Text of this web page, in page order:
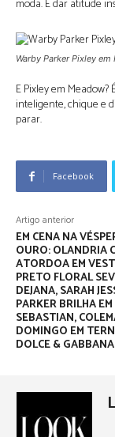
moda. É dar atitude
Warby Parker Pixley
E Pixley em
inteligente, chique e
parar.
Facebook
Artigo anterior
EM CENA NA
OURO: OLANDRIA
ATORDOA EM
PRETO FLORAL
DEJANA, SARAH
PARKER BRILHA
SEBASTIAN,
DOMINGO EM
DOLCE &